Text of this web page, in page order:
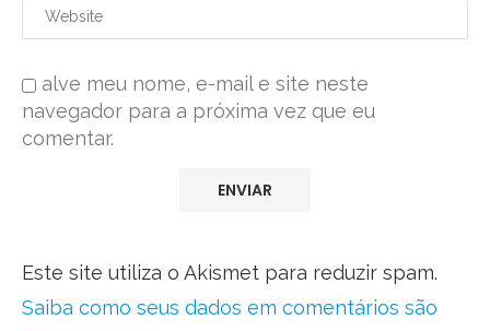
alve meu nome, e-mail e site neste
navegador para a próxima vez que eu
comentar.
Este site utiliza o Akismet para reduzir spam.
Saiba como seus dados em comentários são